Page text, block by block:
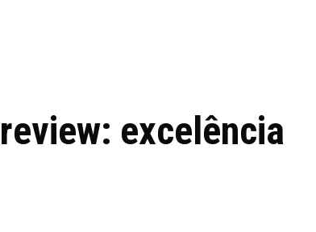
excelência